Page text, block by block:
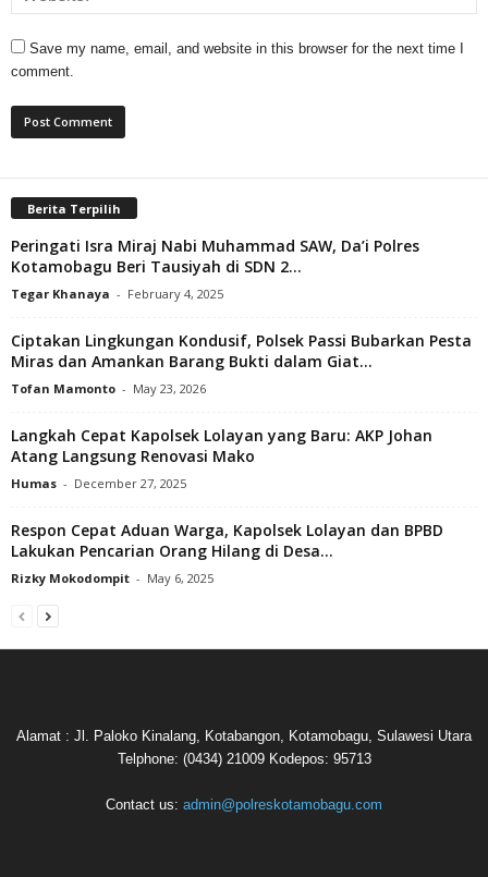
Save my name, email, and website in this browser for the next time I
comment.
Berita Terpilih
Peringati Isra Miraj Nabi Muhammad SAW, Da’i Polres
Kotamobagu Beri Tausiyah di SDN 2...
Tegar Khanaya - February 4, 2025
Ciptakan Lingkungan Kondusif, Polsek Passi Bubarkan Pesta
Miras dan Amankan Barang Bukti dalam Giat...
Tofan Mamonto - May 23, 2026
Langkah Cepat Kapolsek Lolayan yang Baru: AKP Johan
Atang Langsung Renovasi Mako
Humas - December 27, 2025
Respon Cepat Aduan Warga, Kapolsek Lolayan dan BPBD
Lakukan Pencarian Orang Hilang di Desa...
Rizky Mokodompit - May 6, 2025
Alamat : Jl. Paloko Kinalang, Kotabangon, Kotamobagu, Sulawesi Utara
Telphone: (0434) 21009 Kodepos: 95713
Contact us: admin@polreskotamobagu.com